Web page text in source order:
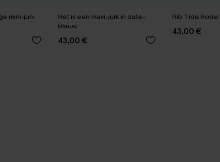
mini-jurk
Het is een maxi-jurk in date-
blauw.
43,00 €
Rib Tide Rode
43,00 €